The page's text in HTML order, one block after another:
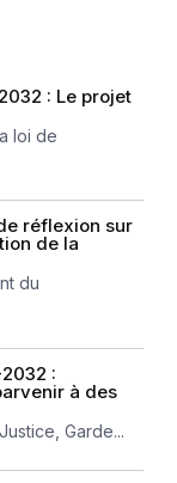
: Le projet
loi de
réflexion sur
de la
du
:
à des
Garde...